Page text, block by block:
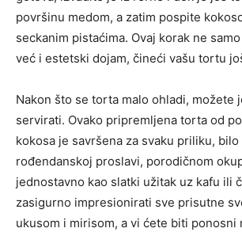
površinu medom, a zatim pospite
seckanim pistaćima. Ovaj korak ne
već i estetski dojam, čineći vašu tortu
Nakon što se torta malo ohladi, možete
servirati. Ovako pripremljena torta od
kokosa je savršena za svaku priliku, bilo
rođendanskoj proslavi, porodičnom
jednostavno kao slatki užitak uz kafu ili
zasigurno impresionirati sve prisutne
ukusom i mirisom, a vi ćete biti ponosni